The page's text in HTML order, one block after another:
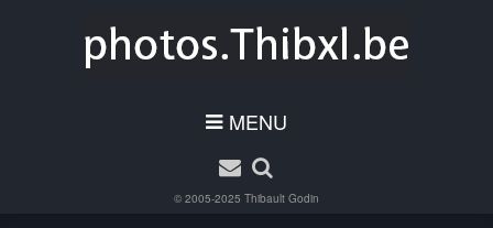
MENU
© 2005-2025 Thibault Godin